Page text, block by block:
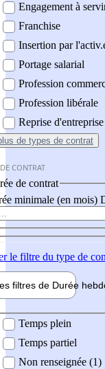
Engagement à
Franchise
Insertion par
Portage salarial
Profession
Profession libérale
Reprise d'entreprise
de types de contrat
CONTRAT
de contrat
minimale (en mois)
le filtre du type de
filtres de Durée
Temps plein
Temps partiel
Non renseignée (1)